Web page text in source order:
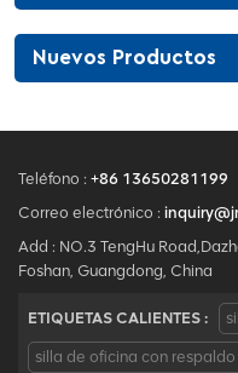
Nuevos Productos
Teléfono : +86 13650281199
Correo electrónico :
Add : NO.3 TengHu
Foshan, Guangdong, China
ETIQUETAS CALIENTES :
silla de oficina con